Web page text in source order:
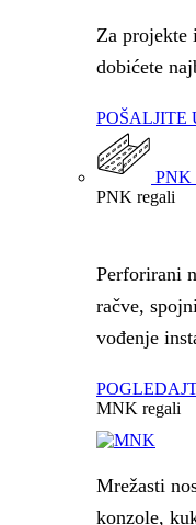
Za projekte
dobićete
POŠALJITE
PNK
PNK regali
Perforirani
račve,
vođenje
MNK regali
Mrežasti
konzole,